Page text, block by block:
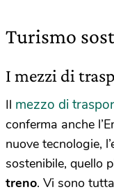
Turismo
I mezzi di
Il mezzo di
conferma anche
nuove tecnologie,
sostenibile, quello
treno. Vi sono